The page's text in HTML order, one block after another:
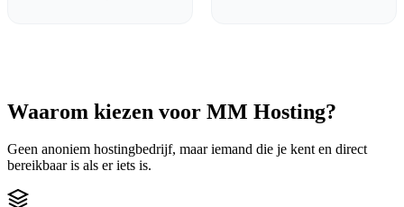
Waarom kiezen voor MM Hosting?
Geen anoniem hostingbedrijf, maar iemand die je kent en direct
bereikbaar is als er iets is.